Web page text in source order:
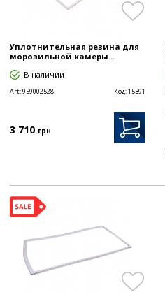
Уплотнительная резина для
морозильной камеры...
В наличии
Art:959002528 Код:15391
3 710 грн